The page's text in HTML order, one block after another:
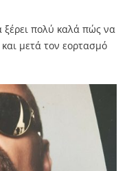
ξέρει πολύ καλά πώς να
μετά τον εορτασμό